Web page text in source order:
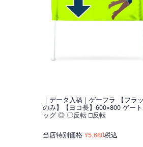
｜データ入稿｜ゲーフラ 【フラ
のみ】【ヨコ長】600×800 ゲー
ッグ ◎ 〇反転 □反転
当店特別価格 ¥5,680税込